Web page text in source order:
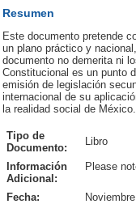
Resumen
Este documento pretende
un plano práctico y
documento no demerita ni
Constitucional es un punto
emisión de legislación
internacional de su
la realidad social de México.
Tipo de
Documento:
Libro
Información
Adicional:
Please
Fecha: